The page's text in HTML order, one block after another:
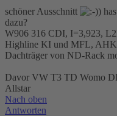
schöner Ausschnitt
)
dazu?
W906 316 CDI, I=3,923,
Highline KI und MFL,
Dachträger von ND-Rack
Davor VW T3 TD Womo
Allstar
Nach oben
Antworten